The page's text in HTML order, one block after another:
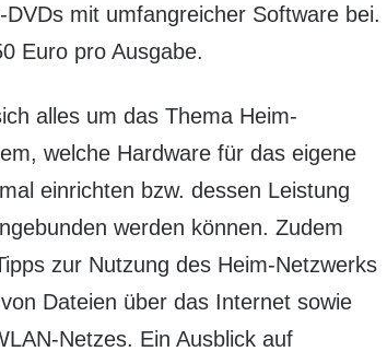
mit umfangreicher Software bei.
Euro pro Ausgabe.
alles um das Thema Heim-
welche Hardware für das eigene
einrichten bzw. dessen Leistung
werden können. Zudem
zur Nutzung des Heim-Netzwerks
Dateien über das Internet sowie
Netzes. Ein Ausblick auf